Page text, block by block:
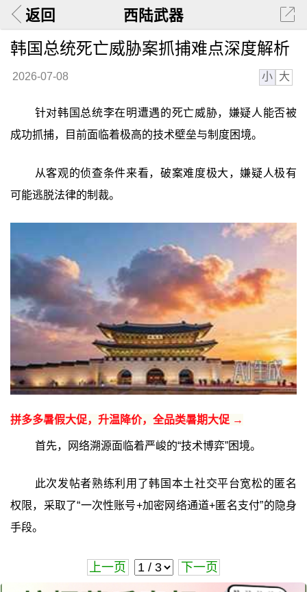
返回 西陆武器
韩国总统死亡威胁案抓捕难点深度解析
2026-07-08 小 大
针对韩国总统李在明遭遇的死亡威胁，嫌疑人能否被
成功抓捕，目前面临着极高的技术壁垒与制度困境。
从客观的侦查条件来看，破案难度极大，嫌疑人极有
可能逃脱法律的制裁。
拼多多暑假大促，升温降价，全品类暑期大促 →
首先，网络溯源面临着严峻的“技术博弈”困境。
此次发帖者熟练利用了韩国本土社交平台宽松的匿名
权限，采取了“一次性账号+加密网络通道+匿名支付”的隐身
手段。
上一页 下一页